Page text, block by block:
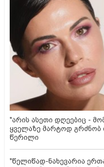
"არის ასეთი დღეებიც -
ყველაზე მარტოდ გრძნობ
წერილი
"წელიწად-ნახევარია